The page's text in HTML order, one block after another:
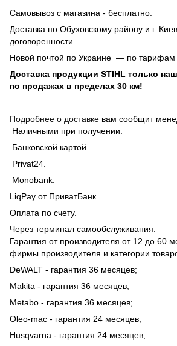
Самовывоз с магазина - бесплатно.
Доставка по Обуховскому району и г.
договоренности.
Новой почтой по Украине — по тарифам
Доставка продукции STIHL только
по продажах в пределах 30 км!
Подробнее о доставке вам сообщит
Наличными при получении.
Банковской картой.
Privat24.
Monobank.
LiqPay от ПриватБанк.
Оплата по счету.
Через терминал самообслуживания.
Гарантия от производителя от 12 до 60
фирмы производителя и категории
DeWALT - гарантия 36 месяцев;
Makita - гарантия 36 месяцев;
Metabo - гарантия 36 месяцев;
Oleo-mac - гарантия 24 месяцев;
Husqvarna - гарантия 24 месяцев;